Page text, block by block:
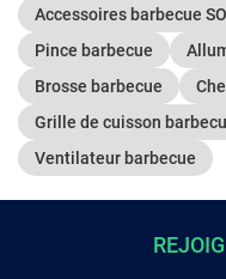
Accessoires barbecue
Pince barbecue
Brosse barbecue
Grille de cuisson
Ventilateur barbecue